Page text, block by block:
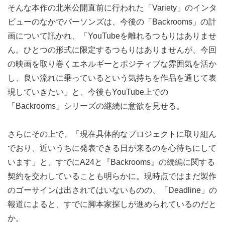
そんな本作の北米公開直前に行われた「Variety」のインタ
ビューのなかでパーソンズは、今後の「Backrooms」の計
画について訊かれ、「YouTubeを離れるつもりはありませ
ん。ひとつの形式に限定するつもりはありませんが、今回
の映画を取り巻くエネルギーとポジティブな雰囲気を活か
し、良い流れに乗っているという気持ちを作品を通じて表
現していきたい」と、今後もYouTube上での
「Backrooms」シリーズの継続に意欲を見せる。
さらにその上で、「現在具体的なプロジェクトに取り組ん
でおり、近いうちに発表できる日が来るのを心待ちにして
います」と、すでにA24と『Backrooms』の続編に関する
契約を交わしていることも明らかに。現時点ではまだ製作
のゴーサインは出されてはいないものの、「Deadline」の
報道によると、すでに脚本家探しが進められているのだと
か。